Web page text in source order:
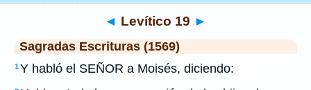
◄ Levítico 19 ►
Sagradas Escrituras (1569)
1Y habló el SEÑOR a Moisés, diciendo: